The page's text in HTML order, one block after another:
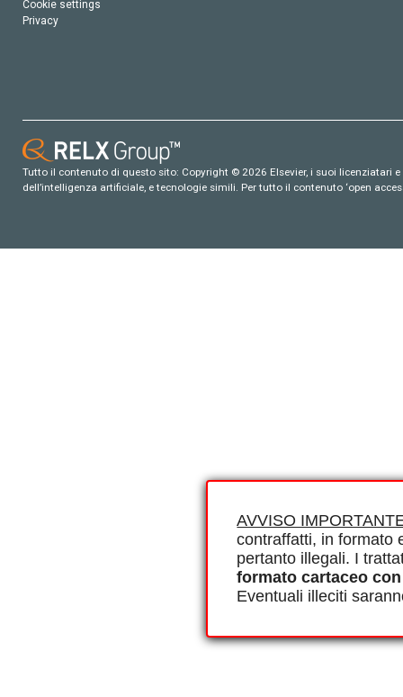
AVVISO
contraffatti, in formato
pertanto illegali. I
formato cartaceo
Eventuali illeciti
Cookie settings
Privacy
Tutto il contenuto di questo sito: Copyright © 2026 Elsevier, i suoi
dell’intelligenza artificiale, e tecnologie simili. Per tutto il contenuto ‘open